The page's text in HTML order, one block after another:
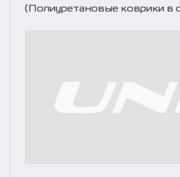
(Полиуретановые коврики в